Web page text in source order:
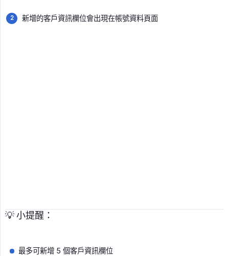
新增的客戶資訊欄位會出現在帳號資料頁面
💡 小提醒：
最多可新增 5 個客戶資訊欄位